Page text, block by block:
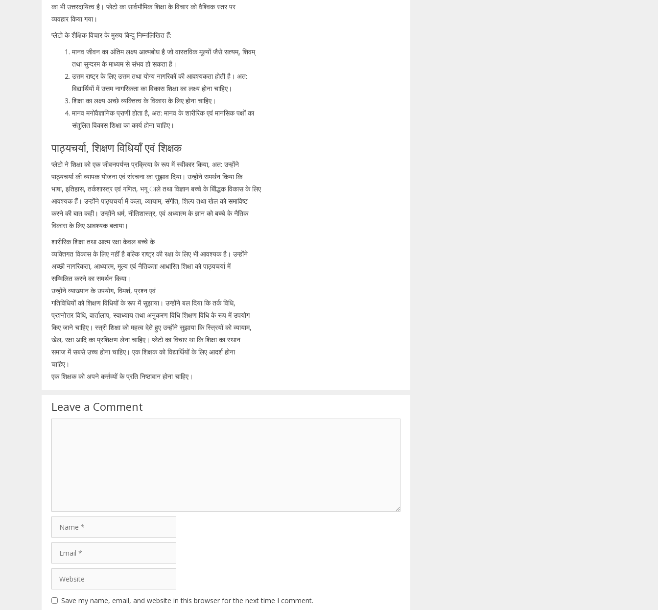
का भी उत्तरदायित्व है। प्लेटो का सार्वभौमिक शिक्षा के विचार को वैश्विक स्तर पर
व्यवहार किया गया।
प्लेटो के शैक्षिक विचार के मुख्य बिन्दु निम्नलिखित हैं:
मानव जीवन का अंतिम लक्ष्य आत्मबोध है जो वास्तविक मूल्यों जैसे सत्यम्, शिवम्
तथा सुन्दरम के माध्यम से संभव हो सकता है।
उत्तम राष्ट्र के लिए उत्तम तथा योग्य नागरिकों की आवश्यकता होती है। अत:
विद्यार्थियों में उत्तम नागरिकता का विकास शिक्षा का लक्ष्य होना चाहिए।
शिक्षा का लक्ष्य अच्छे व्यक्तित्व के विकास के लिए होना चाहिए।
मानव मनोवैज्ञानिक प्राणी होता है, अत: मानव के शारीरिक एवं मानसिक पक्षों का
संतुलित विकास शिक्षा का कार्य होना चाहिए।
पाठ्यचर्या, शिक्षण विधियाँ एवं शिक्षक
प्लेटो ने शिक्षा को एक जीवनपर्यन्त प्रक्रिया के रूप में स्वीकार किया, अत: उन्होंने
पाठ्यचर्या की व्यापक योजना एवं संरचना का सुझाव दिया। उन्होंने समर्थन किया कि
भाषा, इतिहास, तर्कशास्त्र एवं गणित, भगू ाले तथा विज्ञान बच्चे के बाैिद्धक विकास के लिए
आवश्यक हैं। उन्होंने पाठ्यचर्या में कला, व्यायाम, संगीत, शिल्प तथा खेल को समाविष्ट
करने की बात कही। उन्होंने धर्म, नीतिशास्त्र, एवं अध्यात्म के ज्ञान को बच्चे के नैतिक
विकास के लिए आवश्यक बताया।
शारीरिक शिक्षा तथा आत्म रक्षा केवल बच्चे के
व्यक्तिगत विकास के लिए नहीं है बल्कि राष्ट्र की रक्षा के लिए भी आवश्यक है। उन्होंने
अच्छी नागरिकता, आध्यात्म, मूल्य एवं नैतिकता आधारित शिक्षा को पाठ्यचर्या में
सम्मिलित करने का समर्थन किया।
उन्होंने व्याख्यान के उपयोग, विमर्श, प्रश्न एवं
गतिविधियों को शिक्षण विधियों के रूप में सुझाया। उन्होंने बल दिया कि तर्क विधि,
प्रश्नोत्तर विधि, वार्तालाप, स्वाध्याय तथा अनुकरण विधि शिक्षण विधि के रूप में उपयोग
किए जाने चाहिए। स्त्री शिक्षा को महत्व देते हुए उन्होंने सुझाया कि स्त्रियों को व्यायाम,
खेल, रक्षा आदि का प्रशिक्षण लेना चाहिए। प्लेटो का विचार था कि शिक्षा का स्थान
समाज में सबसे उच्च होना चाहिए। एक शिक्षक को विद्यार्थियों के लिए आदर्श होना
चाहिए।
एक शिक्षक को अपने कर्त्तव्यों के प्रति निष्ठावान होना चाहिए।
Leave a Comment
Website
Save my name, email, and website in this browser for the next time I comment.